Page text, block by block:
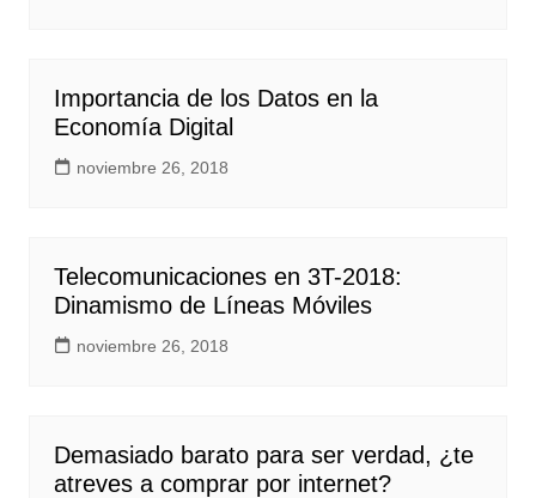
Importancia de los Datos en la
Economía Digital
noviembre 26, 2018
Telecomunicaciones en 3T-2018:
Dinamismo de Líneas Móviles
noviembre 26, 2018
Demasiado barato para ser verdad, ¿te
atreves a comprar por internet?